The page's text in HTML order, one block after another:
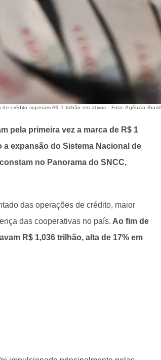
de crédito superam R$ 1 trilhão em ativos - Foto: Agência Brasil
pela primeira vez a marca de R$ 1
expansão do Sistema Nacional de
no Panorama do SNCC,
das operações de crédito, maior
das cooperativas no país. Ao fim de
R$ 1,036 trilhão, alta de 17% em